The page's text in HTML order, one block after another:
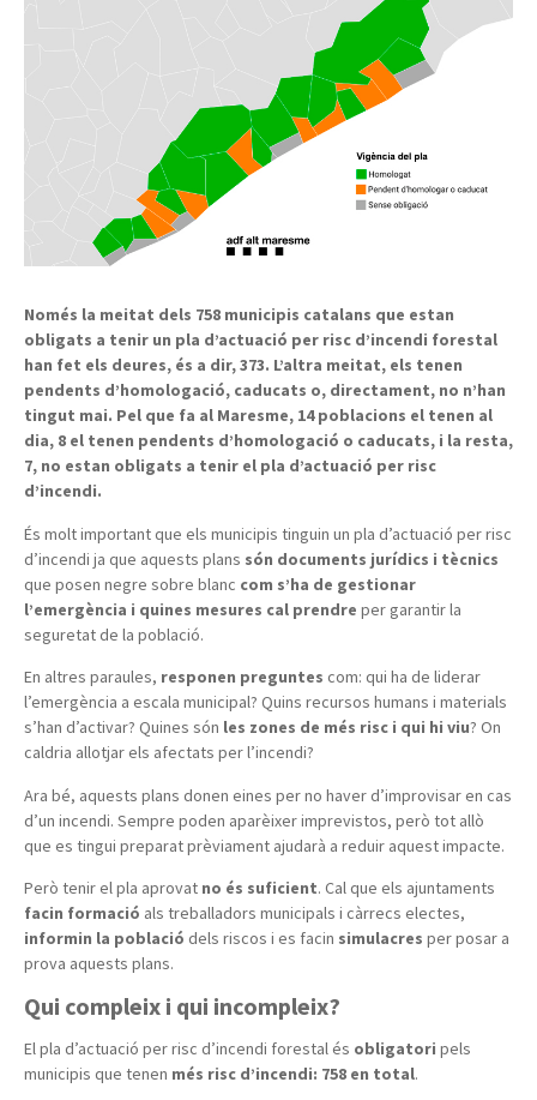
Només la meitat dels 758 municipis catalans que estan
obligats a tenir un pla d’actuació per risc d’incendi forestal
han fet els deures, és a dir, 373. L’altra meitat, els tenen
pendents d’homologació, caducats o, directament, no n’han
tingut mai. Pel que fa al Maresme, 14 poblacions el tenen al
dia, 8 el tenen pendents d’homologació o caducats, i la resta,
7, no estan obligats a tenir el pla d’actuació per risc
d’incendi.
És molt important que els municipis tinguin un pla d’actuació per risc
d’incendi ja que aquests plans són documents jurídics i tècnics
que posen negre sobre blanc com s’ha de gestionar
l’emergència i quines mesures cal prendre per garantir la
seguretat de la població.
En altres paraules, responen preguntes com: qui ha de liderar
l’emergència a escala municipal? Quins recursos humans i materials
s’han d’activar? Quines són les zones de més risc i qui hi viu? On
caldria allotjar els afectats per l’incendi?
Ara bé, aquests plans donen eines per no haver d’improvisar en cas
d’un incendi. Sempre poden aparèixer imprevistos, però tot allò
que es tingui preparat prèviament ajudarà a reduir aquest impacte.
Però tenir el pla aprovat no és suficient. Cal que els ajuntaments
facin formació als treballadors municipals i càrrecs electes,
informin la població dels riscos i es facin simulacres per posar a
prova aquests plans.
Qui compleix i qui incompleix?
El pla d’actuació per risc d’incendi forestal és obligatori pels
municipis que tenen més risc d’incendi: 758 en total.